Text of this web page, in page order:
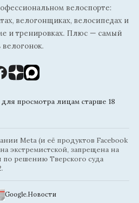
велоспорте:
велогонщиках, велосипедах и
и тренировках. Плюс — самый
просмотра лицам старше 18
Meta (и её продуктов Facebook
экстремистской, запрещена на
решению Тверского суда
Google.Новости